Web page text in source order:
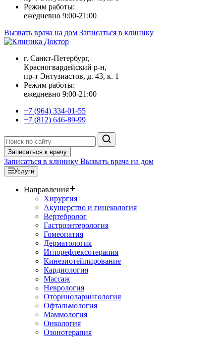
Режим работы:
ежедневно 9:00-21:00
Вызвать врача на дом Записаться в клинику
г. Санкт-Петербург,
Красногвардейский р-н,
пр-т Энтузиастов, д. 43, к. 1
Режим работы:
ежедневно 9:00-21:00
+7 (964) 334-01-55
+7 (812) 646-89-99
Записаться к врачу
Записаться в клинику Вызвать врача на дом
Услуги
Направления
Хирургия
Акушерство и гинекология
Вертебролог
Гастроэнтерология
Гомеопатия
Дерматология
Иглорефлексотерапия
Кинезиотейпирование
Кардиология
Массаж
Неврология
Оториноларингология
Офтальмология
Маммология
Онкология
Озонотерапия